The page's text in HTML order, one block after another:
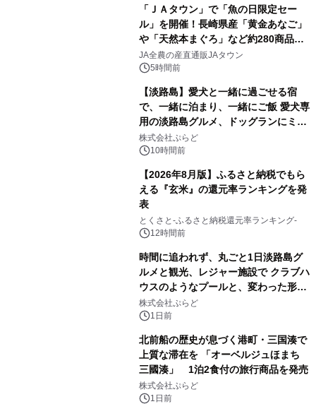
「ＪＡタウン」で「魚の日限定セー
ル」を開催！長崎県産「黄金あなご」
や「天然本まぐろ」など約280商品を
販売！～毎月１０日の定例企画～
JA全農の産直通販JAタウン
5時間前
【淡路島】愛犬と一緒に過ごせる宿
で、一緒に泊まり、一緒にご飯 愛犬専
用の淡路島グルメ、ドッグランにミニ
プール グランピングとトレーラーハウ
スの2施設で
株式会社ぷらど
10時間前
【2026年8月版】ふるさと納税でもら
える『玄米』の還元率ランキングを発
表
とくさと-ふるさと納税還元率ランキング-
12時間前
時間に追われず、丸ごと1日淡路島グ
ルメと観光、レジャー施設で クラブハ
ウスのようなプールと、変わった形の
サウナも 「THE BOXY AWAJI」のお
得な素泊まり連泊プランで
株式会社ぷらど
1日前
北前船の歴史が息づく港町・三国湊で
上質な滞在を 「オーベルジュほまち
三國湊」 1泊2食付の旅行商品を発売
株式会社ぷらど
1日前